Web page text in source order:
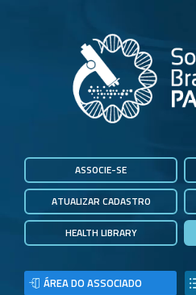
ASSOCIE-SE
ATUALIZAR CADASTRO
HEALTH LIBRARY
ÁREA DO ASSOCIADO